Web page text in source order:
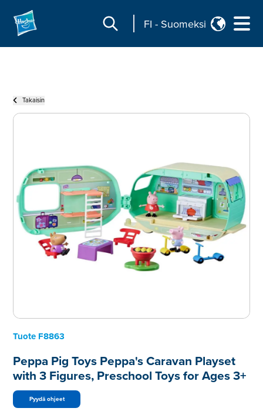
FI - Suomeksi
Takaisin
Tuote F8863
Peppa Pig Toys Peppa's Caravan Playset
with 3 Figures, Preschool Toys for Ages 3+
Pyydä ohjeet